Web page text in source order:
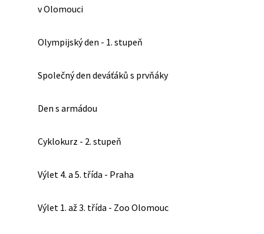
v Olomouci
Olympijský den - 1. stupeň
Společný den deváťáků s prvňáky
Den s armádou
Cyklokurz - 2. stupeň
Výlet 4. a 5. třída - Praha
Výlet 1. až 3. třída - Zoo Olomouc